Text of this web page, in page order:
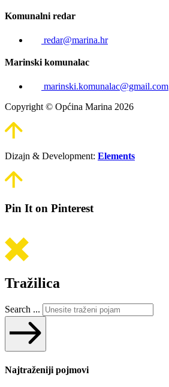
Komunalni redar
redar@marina.hr
Marinski komunalac
marinski.komunalac@gmail.com
Copyright © Općina Marina 2026
Dizajn & Development: Elements
Pin It on Pinterest
Tražilica
Search ...
Najtraženiji pojmovi